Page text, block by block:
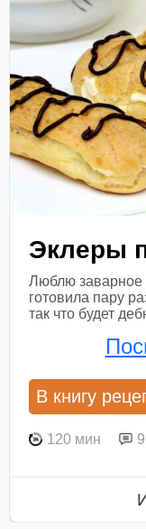
Эклеры
Люблю заварное
готовила пару
так что будет
В книгу
120 мин